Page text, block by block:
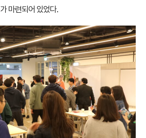
가 마련되어 있었다.